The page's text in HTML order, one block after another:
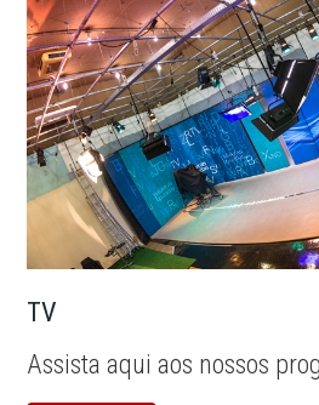
TV
Assista aqui aos nossos